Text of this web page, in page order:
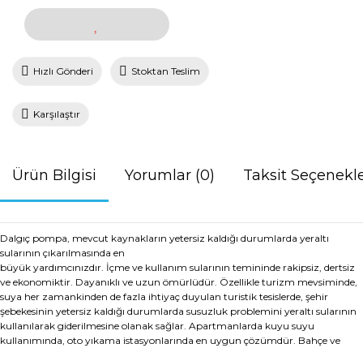
Hızlı Gönderi Stoktan Teslim
Karşılaştır
Ürün Bilgisi Yorumlar (0) Taksit
Dalgıç pompa, mevcut kaynakların yetersiz kaldığı durumlarda yeraltı
sularının çıkarılmasında en
büyük yardımcınızdır. İçme ve kullanım sularının temininde rakipsiz, dertsiz
ve ekonomiktir. Dayanıklı ve uzun ömürlüdür. Özellikle turizm mevsiminde,
suya her zamankinden de fazla ihtiyaç duyulan turistik tesislerde, şehir
şebekesinin yetersiz kaldığı durumlarda susuzluk problemini yeraltı sularının
kullanılarak giderilmesine olanak sağlar. Apartmanlarda kuyu suyu
kullanımında, oto yıkama istasyonlarında en uygun çözümdür. Bahçe ve